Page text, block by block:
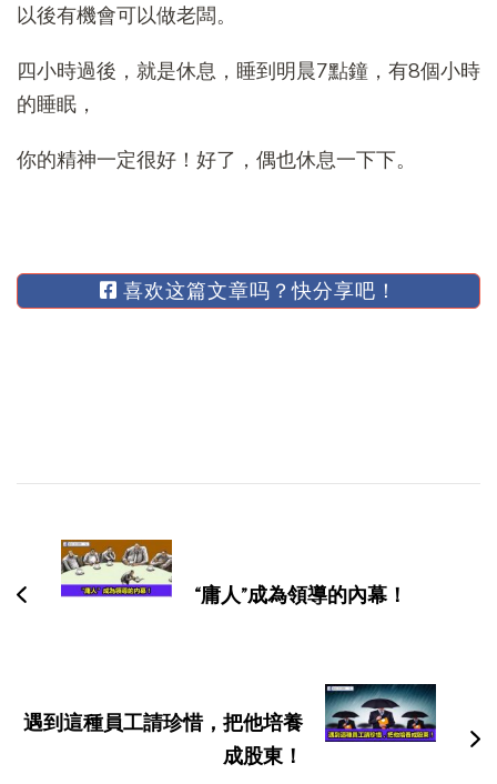
以後有機會可以做老闆。
四小時過後，就是休息，睡到明晨7點鐘，有8個小時
的睡眠，
你的精神一定很好！好了，偶也休息一下下。
喜欢这篇文章吗？快分享吧！
航
“庸人”成為領導的內幕！
遇到這種員工請珍惜，把他培養
成股東！